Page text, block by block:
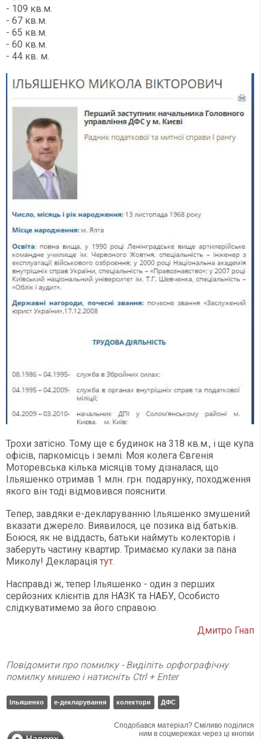
- 109 кв.м.
- 67 кв.м.
- 65 кв.м.
- 60 кв.м.
- 44 кв. м.
Трохи затісно. Тому ще є будинок на 318 кв.м., і ще купа
офісів, паркомісць і землі. Моя колега Євгенія
Моторевська кілька місяців тому дізналася, що
Ільяшенко отримав 1 млн. грн. подарунку, походження
якого він тоді відмовився пояснити.
Тепер, завдяки е-декларуванню Ільяшенко змушений
вказати джерело. Виявилося, це позика від батьків.
Боюся, як не віддасть, батьки наймуть колекторів і
заберуть частину квартир. Тримаємо кулаки за пана
Миколу! Декларація тут.
Насправді ж, тепер Ільяшенко - один з перших
серйозних клієнтів для НАЗК та НАБУ, Особисто
слідкуватимемо за його справою.
Дмитро Гнап
Повідомити про помилку - Виділіть орфографічну
помилку мишею і натисніть Ctrl + Enter
Ільяшенко е-декларування колектори ДФС
Сподобався матеріал? Сміливо поділися
ним в соцмережах через ці кнопки